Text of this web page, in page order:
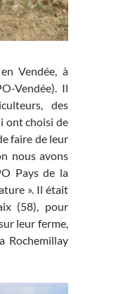
Vendée, à
Vendée). Il
des
ont choisi de
faire de leur
nous avons
Pays de la
». Il était
(58), pour
leur ferme,
Rochemillay